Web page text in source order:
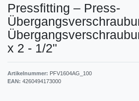
Pressfitting – Press-
x 2 - 1/2"
Artikelnummer: PFV1604AG_100
EAN: 4260494173000